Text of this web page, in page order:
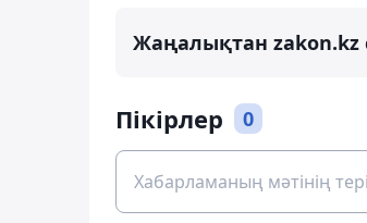
Жаңалықтан zakon.kz
Пікірлер 0